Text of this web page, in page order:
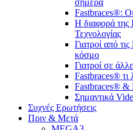
σήμερα
Fastbraces®:
Η διαφορά της
Τεχνολογίας
Γιατροί από
κόσμο
Γιατροί σε
Fastbraces® τι
Fastbraces®
Σημαντικά
Συχνές Ερωτήσεις
Πριν & Μετά